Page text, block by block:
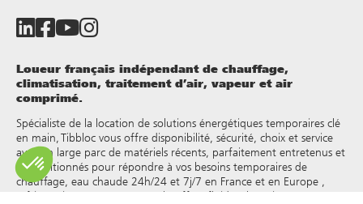
Loueur français indépendant de chauffage,
climatisation, traitement d’air, vapeur et air
comprimé.
Spécialiste de la location de solutions énergétiques temporaires clé
en main, Tibbloc vous offre disponibilité, sécurité, choix et service
avec un large parc de matériels récents, parfaitement entretenus et
reconditionnés pour répondre à vos besoins temporaires de
chauffage, eau chaude 24h/24 et 7j/7 en France et en Europe ,
réfrigération, vapeur, eau surchauffée, fluides thermiques et autres.